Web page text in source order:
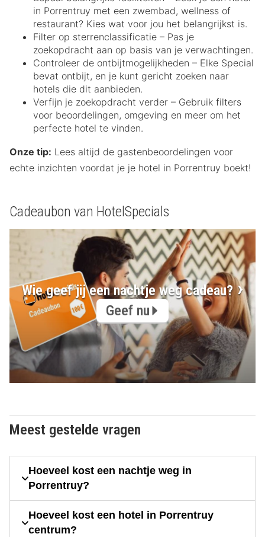
in Porrentruy met een zwembad, wellness of
restaurant? Kies wat voor jou het belangrijkst is.
Filter op sterrenclassificatie – Pas je
zoekopdracht aan op basis van je verwachtingen.
Controleer de ontbijtmogelijkheden – Elke Special
bevat ontbijt, en je kunt gericht zoeken naar
hotels die dit aanbieden.
Verfijn je zoekopdracht verder – Gebruik filters
voor beoordelingen, omgeving en meer om het
perfecte hotel te vinden.
Onze tip: Lees altijd de gastenbeoordelingen voor
echte inzichten voordat je je hotel in Porrentruy boekt!
Cadeaubon van HotelSpecials
Wie geef jij een nachtje weg cadeau?
Geef nu
Meest gestelde vragen
Hoeveel kost een nachtje weg in
Porrentruy?
Hoeveel kost een hotel in Porrentruy
centrum?